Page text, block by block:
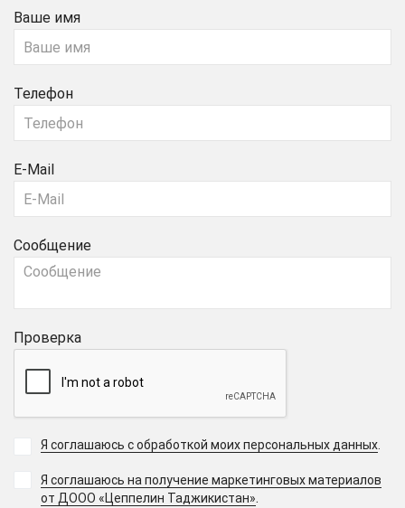
Ваше имя
Телефон
E-Mail
Сообщение
Проверка
Я соглашаюсь с обработкой моих персональных данных.
Я соглашаюсь на получение маркетинговых материалов
от ДООО «Цеппелин Таджикистан».